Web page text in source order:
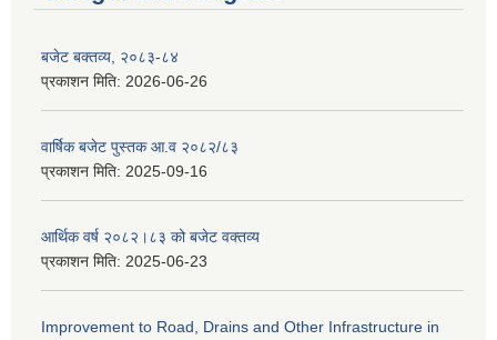
बजेट बक्तव्य, २०८३-८४
प्रकाशन मिति: 2026-06-26
वार्षिक बजेट पुस्तक आ.व २०८२/८३
प्रकाशन मिति: 2025-09-16
आर्थिक वर्ष २०८२।८३ को बजेट वक्तव्य
प्रकाशन मिति: 2025-06-23
Improvement to Road, Drains and Other Infrastructure in